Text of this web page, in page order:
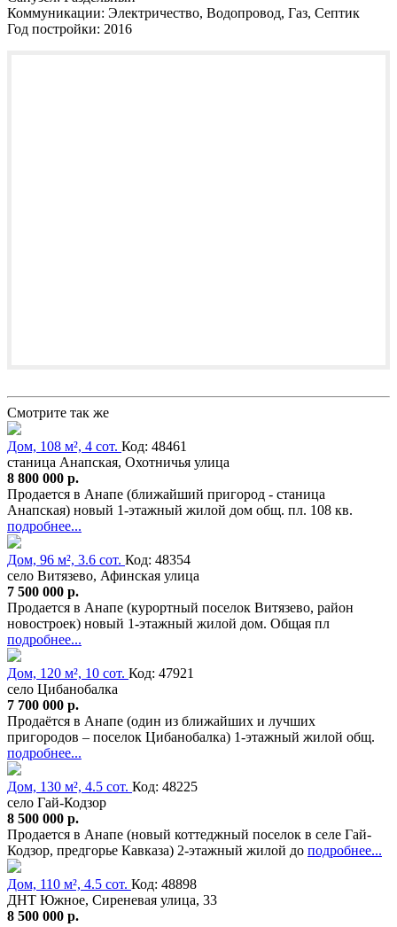
Коммуникации: Электричество, Водопровод, Газ, Септик
Год постройки: 2016
Смотрите так же
Дом, 108 м², 4 сот. Код: 48461
станица Анапская, Охотничья улица
8 800 000 р.
Продается в Анапе (ближайший пригород - станица
Анапская) новый 1-этажный жилой дом общ. пл. 108 кв.
подробнее...
Дом, 96 м², 3.6 сот. Код: 48354
село Витязево, Афинская улица
7 500 000 р.
Продается в Анапе (курортный поселок Витязево, район
новостроек) новый 1-этажный жилой дом. Общая пл
подробнее...
Дом, 120 м², 10 сот. Код: 47921
село Цибанобалка
7 700 000 р.
Продаётся в Анапе (один из ближайших и лучших
пригородов – поселок Цибанобалка) 1-этажный жилой общ.
подробнее...
Дом, 130 м², 4.5 сот. Код: 48225
село Гай-Кодзор
8 500 000 р.
Продается в Анапе (новый коттеджный поселок в селе Гай-
Кодзор, предгорье Кавказа) 2-этажный жилой до подробнее...
Дом, 110 м², 4.5 сот. Код: 48898
ДНТ Южное, Сиреневая улица, 33
8 500 000 р.